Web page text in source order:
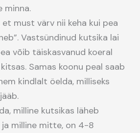
minna.
et must värv nii keha kui pea
Vastsündinud kutsika lai
võib täiskasvanud koeral
Samas koonu peal saab
kindlalt öelda, milliseks
milline kutsikas läheb
ja milline mitte, on 4-8